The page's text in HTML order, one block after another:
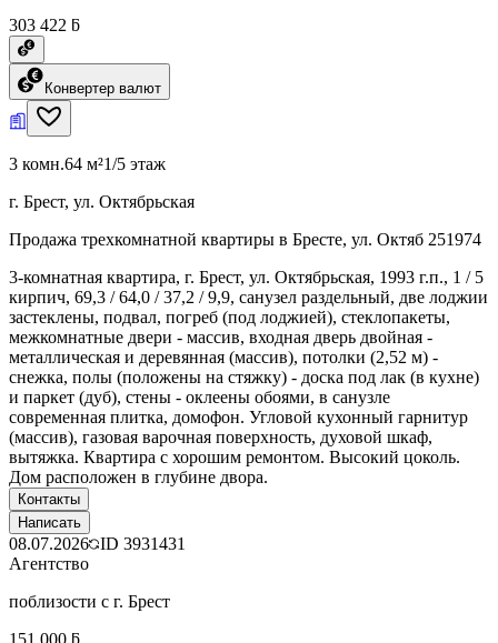
303 422 ƃ
Конвертер валют
3 комн.64 м²1/5 этаж
г. Брест, ул. Октябрьская
Продажа трехкомнатной квартиры в Бресте, ул. Октяб 251974
3-комнатная квартира, г. Брест, ул. Октябрьская, 1993 г.п., 1 / 5
кирпич, 69,3 / 64,0 / 37,2 / 9,9, санузел раздельный, две лоджии
застеклены, подвал, погреб (под лоджией), стеклопакеты,
межкомнатные двери - массив, входная дверь двойная -
металлическая и деревянная (массив), потолки (2,52 м) -
снежка, полы (положены на стяжку) - доска под лак (в кухне)
и паркет (дуб), стены - оклеены обоями, в санузле
современная плитка, домофон. Угловой кухонный гарнитур
(массив), газовая варочная поверхность, духовой шкаф,
вытяжка. Квартира с хорошим ремонтом. Высокий цоколь.
Дом расположен в глубине двора.
Контакты
Написать
08.07.2026 ID 3931431
Агентство
поблизости с г. Брест
151 000 ƃ